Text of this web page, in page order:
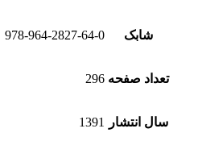
شابک 978-964-2827-64-0
تعداد صفحه 296
سال انتشار 1391